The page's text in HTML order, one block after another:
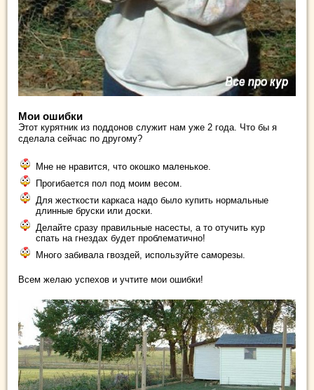
Мои ошибки
Этот курятник из поддонов служит нам уже 2 года. Что бы я
сделала сейчас по другому?
Мне не нравится, что окошко маленькое.
Прогибается пол под моим весом.
Для жесткости каркаса надо было купить нормальные
длинные бруски или доски.
Делайте сразу правильные насесты, а то отучить кур
спать на гнездах будет проблематично!
Много забивала гвоздей, используйте саморезы.
Всем желаю успехов и учтите мои ошибки!